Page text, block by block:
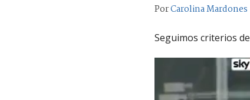
PorCarolina Mardones
Seguimos criterios de